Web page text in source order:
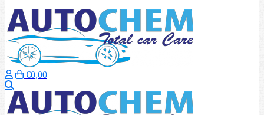
€0,00